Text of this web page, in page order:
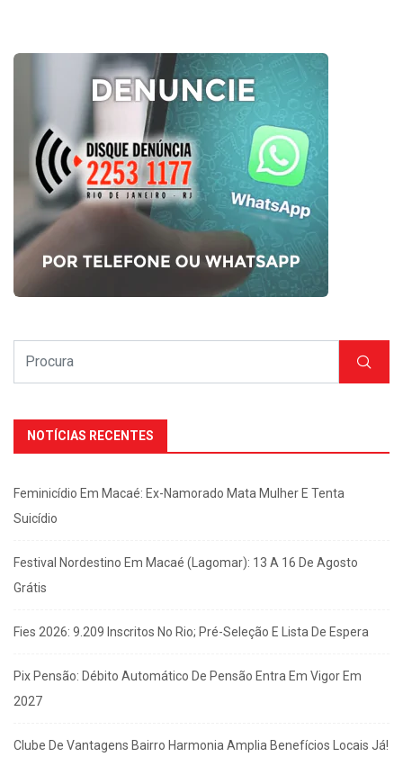
NOTÍCIAS RECENTES
Feminicídio Em Macaé: Ex-Namorado Mata Mulher E Tenta
Suicídio
Festival Nordestino Em Macaé (Lagomar): 13 A 16 De Agosto
Grátis
Fies 2026: 9.209 Inscritos No Rio; Pré-Seleção E Lista De Espera
Pix Pensão: Débito Automático De Pensão Entra Em Vigor Em
2027
Clube De Vantagens Bairro Harmonia Amplia Benefícios Locais Já!